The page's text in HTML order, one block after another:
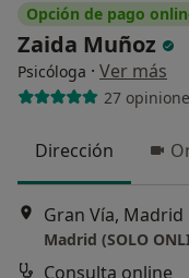
Opción de pago
Zaida Muñoz
Psicóloga · Ver más
27
Dirección
Gran Vía, Madrid
Madrid (SOLO
Consulta online